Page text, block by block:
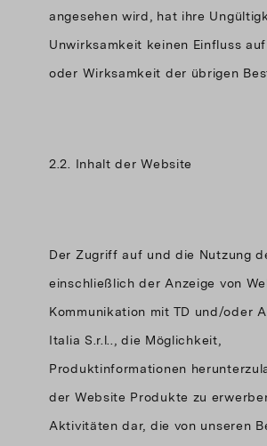
angesehen wird, hat ihre
Unwirksamkeit keinen Einfluss
oder Wirksamkeit der übrigen
2.2. Inhalt der Website
Der Zugriff auf und die Nutzung
einschließlich der Anzeige von
Kommunikation mit TD und/oder
Italia S.r.l.., die Möglichkeit,
Produktinformationen
der Website Produkte zu
Aktivitäten dar, die von unseren